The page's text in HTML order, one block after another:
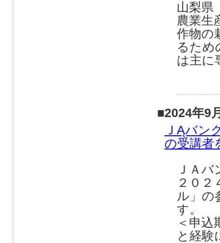
山梨県
農業生
作物の
るため
は主に
■2024年9
ＪĄバン
の受講者
ＪＡ
２０２
ル」の
＜申込
と経